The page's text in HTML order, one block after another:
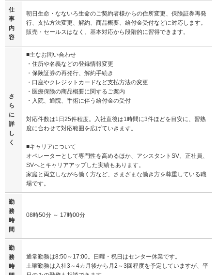
仕
事
内
容
朝日生命・なないろ生命のご契約者様からの住所変更、保険証券再発
行、支払方法変更、解約、商品概要、給付金受付などに対応します。
販売・セールスはなく、基本対応から段階的に習得できます。
さ
ら
に
詳
し
く
■主なお問い合わせ
・住所や名義などの登録情報変更
・保険証券の再発行、解約手続き
・口座やクレジットカードなど支払方法の変更
・医療保険の商品概要に関するご案内
・入院、通院、手術に伴う給付金の受付
対応件数は1日25件程度。入社直後は1時間に3件ほどを目安に、習熟
度に合わせて対応範囲を広げていきます。
■キャリアについて
オペレーターとして専門性を高めるほか、アシスタントSV、正社員、
SVへとキャリアアップした実績もあります。
家庭と両立しながら働く方など、さまざまな働き方を尊重している職
場です。
勤
務
時
間
08時50分 ～ 17時00分
勤
務
時
通常勤務は8:50～17:00。日曜・祝日はセンター休業です。
土曜勤務は入社3～4カ月後から月2～3回程度を予定していますが、平